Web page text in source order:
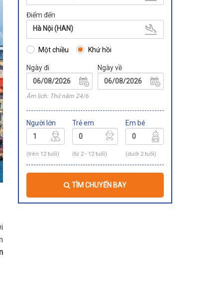
Điểm đến
Hà Nội (HAN)
Một chiều Khứ hồi
Ngày đi
Âm lịch: Thứ năm 24/6
Ngày về
Người lớn
(trên 12 tuổi)
Trẻ em
(từ 2 - 12 tuổi)
Em bé
(dưới 2 tuổi)
TÌM CHUYẾN BAY